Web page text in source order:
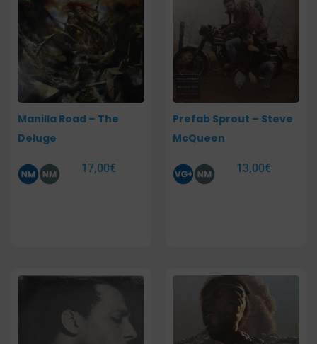
Manilla Road – The
Deluge
17,00€
Prefab Sprout – Steve
McQueen
13,00€